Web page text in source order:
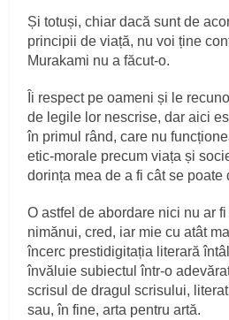
Și totuși, chiar dacă sunt de
principii de viață, nu voi ține
Murakami nu a făcut-o.
Îi respect pe oameni și le
de legile lor nescrise, dar aici
în primul rând, care nu
etic-morale precum viața și
dorința mea de a fi cât se poate
O astfel de abordare nici nu ar
nimănui, cred, iar mie cu atât
încerc prestidigitația literară
învăluie subiectul într-o
scrisul de dragul scrisului,
sau, în fine, arta pentru artă.